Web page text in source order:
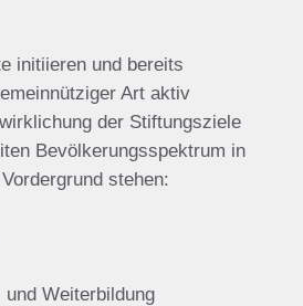
initiieren und bereits
Art aktiv
der Stiftungsziele
Bevölkerungsspektrum in
stehen:
Weiterbildung